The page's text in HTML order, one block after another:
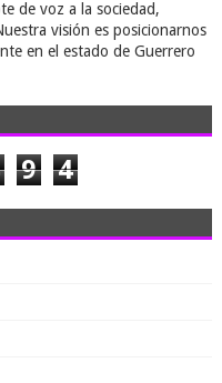
de voz a la sociedad,
visión es posicionarnos
en el estado de Guerrero
9 4